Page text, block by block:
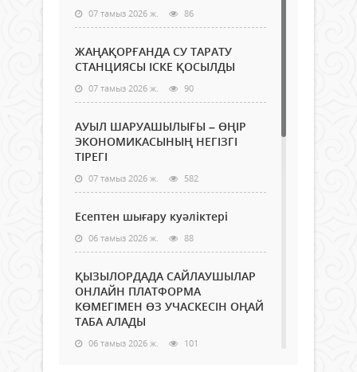
07 тамыз 2026 ж. 86
ЖАҢАҚОРҒАНДА СУ ТАРАТУ
СТАНЦИЯСЫ ІСКЕ ҚОСЫЛДЫ
07 тамыз 2026 ж. 90
АУЫЛ ШАРУАШЫЛЫҒЫ – ӨҢІР
ЭКОНОМИКАСЫНЫҢ НЕГІЗГІ
ТІРЕГІ
07 тамыз 2026 ж. 582
Есептен шығару куәліктері
06 тамыз 2026 ж. 88
ҚЫЗЫЛОРДАДА САЙЛАУШЫЛАР
ОНЛАЙН ПЛАТФОРМА
КӨМЕГІМЕН ӨЗ УЧАСКЕСІН ОҢАЙ
ТАБА АЛАДЫ
06 тамыз 2026 ж. 101